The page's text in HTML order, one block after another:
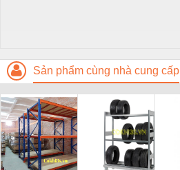
Sản phẩm cùng nhà cung cấp